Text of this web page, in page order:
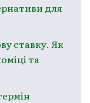
для
ставку. Як
та